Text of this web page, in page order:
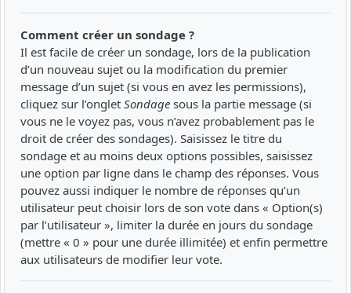
Comment créer un sondage ?
Il est facile de créer un sondage, lors de la publication
d’un nouveau sujet ou la modification du premier
message d’un sujet (si vous en avez les permissions),
cliquez sur l’onglet Sondage sous la partie message (si
vous ne le voyez pas, vous n’avez probablement pas le
droit de créer des sondages). Saisissez le titre du
sondage et au moins deux options possibles, saisissez
une option par ligne dans le champ des réponses. Vous
pouvez aussi indiquer le nombre de réponses qu’un
utilisateur peut choisir lors de son vote dans « Option(s)
par l’utilisateur », limiter la durée en jours du sondage
(mettre « 0 » pour une durée illimitée) et enfin permettre
aux utilisateurs de modifier leur vote.